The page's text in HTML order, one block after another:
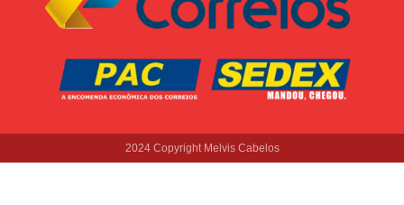
2024 Copyright Melvis Cabelos